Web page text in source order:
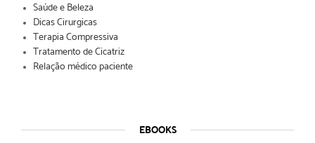
Saúde e Beleza
Dicas Cirurgicas
Terapia Compressiva
Tratamento de Cicatriz
Relação médico paciente
EBOOKS